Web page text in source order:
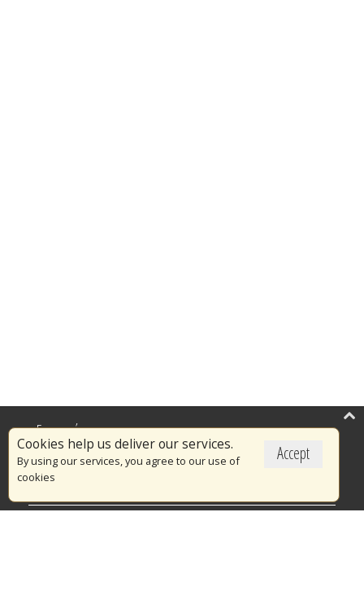
Accept
Cookies help us deliver our services.
By using our services, you agree to our use of
cookies
Επικαιρότητα
Το Πυροσβεστικό Σώμα